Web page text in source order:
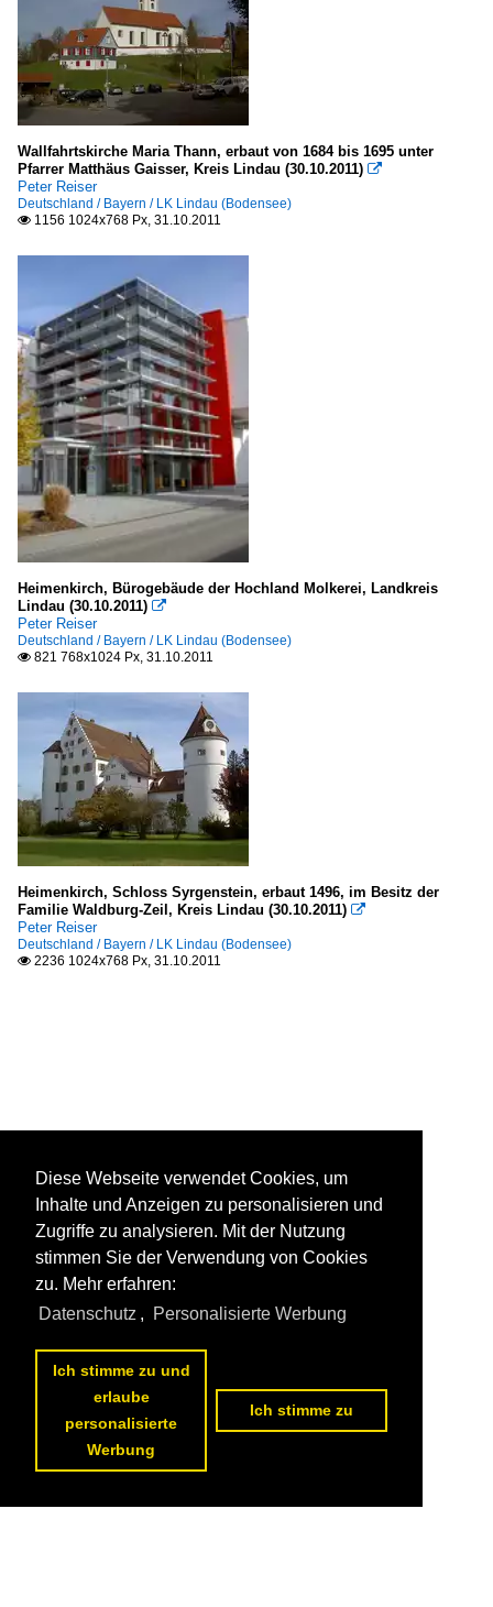
Wallfahrtskirche Maria Thann, erbaut von 1684 bis 1695 unter
Pfarrer Matthäus Gaisser, Kreis Lindau (30.10.2011) 
Peter Reiser
Deutschland / Bayern / LK Lindau (Bodensee)
 1156 1024x768 Px, 31.10.2011
Heimenkirch, Bürogebäude der Hochland Molkerei, Landkreis
Lindau (30.10.2011) 
Peter Reiser
Deutschland / Bayern / LK Lindau (Bodensee)
 821 768x1024 Px, 31.10.2011
Heimenkirch, Schloss Syrgenstein, erbaut 1496, im Besitz der
Familie Waldburg-Zeil, Kreis Lindau (30.10.2011) 
Peter Reiser
Deutschland / Bayern / LK Lindau (Bodensee)
 2236 1024x768 Px, 31.10.2011
Diese Webseite verwendet Cookies, um
Inhalte und Anzeigen zu personalisieren und
Zugriffe zu analysieren. Mit der Nutzung
stimmen Sie der Verwendung von Cookies
zu. Mehr erfahren:
Datenschutz , Personalisierte Werbung
Ich stimme zu und
erlaube
personalisierte
Werbung
Ich stimme zu